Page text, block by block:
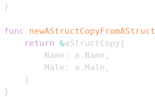
}
func newAStructCopyFromAStruct
return
&aStructCopy{
        Name
: a . Name ,
        Male
: a . Male ,
}
}